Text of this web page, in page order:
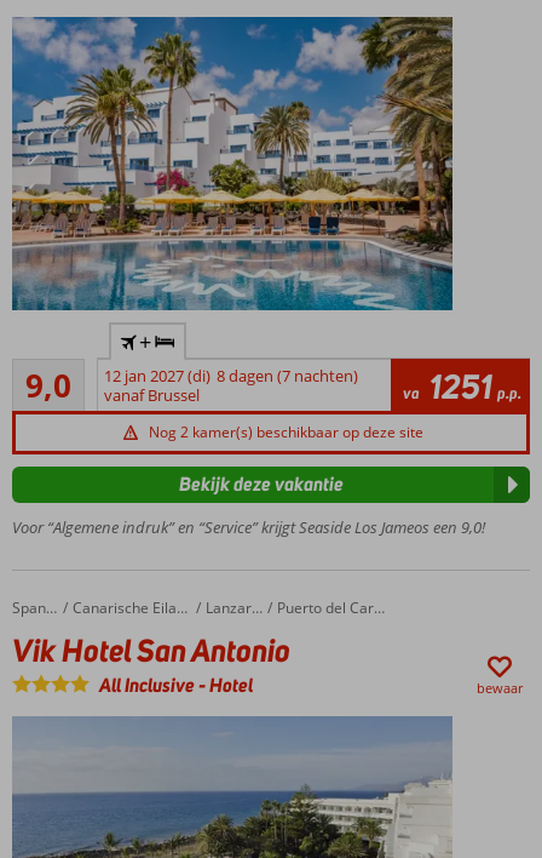
oud
Tip: All
Inclusive
ook
mogelijk
del
Carmen
boulevard
oversteken
en met je
voeten in
Populair,
sfeervol en
hotel
Je zult je
te doen
Relaxen in
9,0
Uitstekend
41
beoordelingen
+
12 jan 2027 (di) 8 dagen (7 nachten)
vanaf Brussel
va 1251 p.p.
Nog 2 kamer(s) beschikbaar op deze site
Voor “Algemene indruk” en “Service” krijgt Seaside Los Jameos een 9,0!
Bekijk deze vakantie
Home Spanje Canarische Eilanden Lanzarote Puerto del Carmen
Vik Hotel San Antonio
Vik Hotel San Antonio
All Inclusive-Hotel bewaar